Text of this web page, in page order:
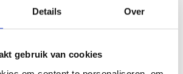
Details Over
gebruik van cookies
digitale
ze leren digitale informatie
de gevaren van de digitale